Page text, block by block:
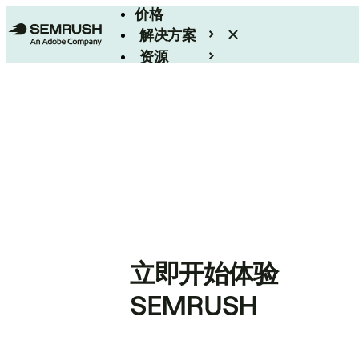
价格
解决方案
资源
立即开始体验
SEMRUSH